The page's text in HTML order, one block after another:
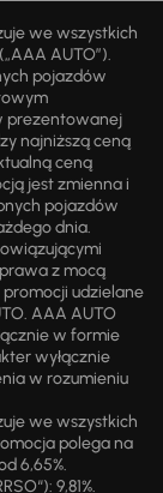
we wszystkich
AUTO”).
pojazdów
prezentowanej
najniższą ceną
ceną
jest zmienna i
pojazdów
dnia.
z mocą
udzielane
AAA AUTO
w formie
wyłącznie
w rozumieniu
we wszystkich
polega na
6,65%.
9,81%.